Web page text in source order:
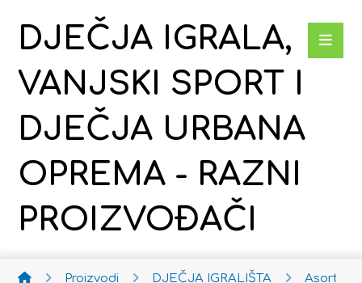
DJEČJA IGRALA,
VANJSKI SPORT I
DJEČJA URBANA
OPREMA - RAZNI
PROIZVOĐAČI
Proizvodi DJEČJA IGRALIŠTA